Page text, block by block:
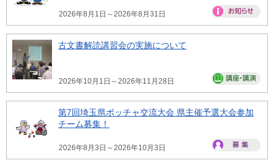
2026年8月1日～2026年8月31日
古文書解読講習会の実施について
2026年10月1日～2026年11月28日
第7回埼玉県ボッチャ交流大会 県主催予選大会参加
チーム募集！
2026年8月3日～2026年10月3日